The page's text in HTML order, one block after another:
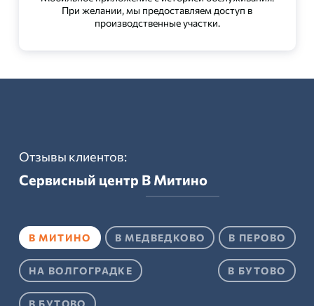
При желании, мы предоставляем доступ в
производственные участки.
Отзывы клиентов:
Сервисный центр В Митино
В МИТИНО В МЕДВЕДКОВО В ПЕРОВО
НА ВОЛГОГРАДКЕ В БУТОВО
В БУТОВО